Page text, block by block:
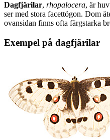
Dagfjärilar, rhopalocera, är
ser med stora facettögon. Dom
ovansidan finns ofta färgstarka
Exempel på dagfjärilar